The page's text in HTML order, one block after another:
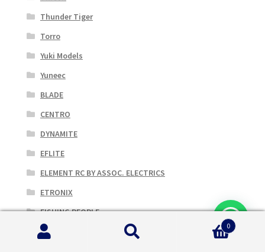
Thunder Tiger
Torro
Yuki Models
Yuneec
BLADE
CENTRO
DYNAMITE
EFLITE
ELEMENT RC BY ASSOC. ELECTRICS
ETRONIX
FISHING PEOPLE
JOYSWAY
0